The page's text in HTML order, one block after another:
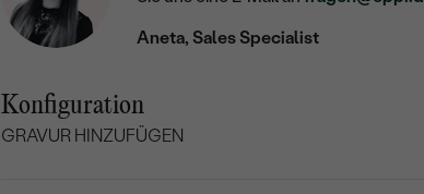
Aneta, Sales Specialist
Konfiguration
GRAVUR HINZUFÜGEN